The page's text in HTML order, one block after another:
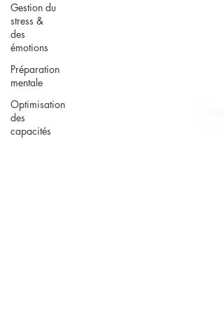
Gestion du
stress &
des
émotions
Préparation
mentale
Optimisation
des
capacités